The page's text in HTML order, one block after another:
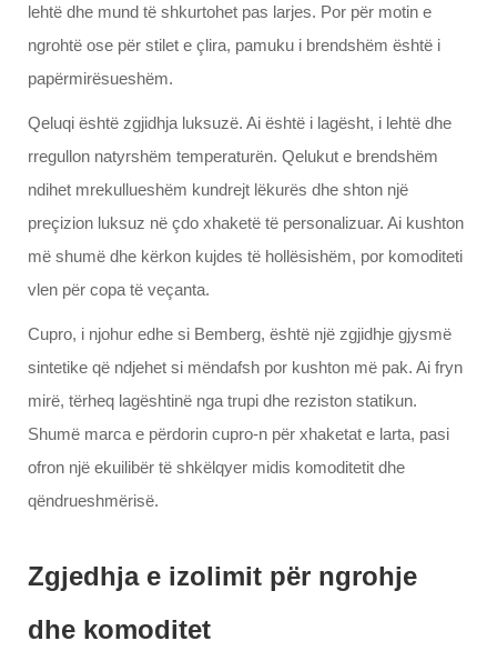
lehtë dhe mund të shkurtohet pas larjes. Por për motin e
ngrohtë ose për stilet e çlira, pamuku i brendshëm është i
papërmirësueshëm.
Qeluqi është zgjidhja luksuzë. Ai është i lagësht, i lehtë dhe
rregullon natyrshëm temperaturën. Qelukut e brendshëm
ndihet mrekullueshëm kundrejt lëkurës dhe shton një
preçizion luksuz në çdo xhaketë të personalizuar. Ai kushton
më shumë dhe kërkon kujdes të hollësishëm, por komoditeti
vlen për copa të veçanta.
Cupro, i njohur edhe si Bemberg, është një zgjidhje gjysmë
sintetike që ndjehet si mëndafsh por kushton më pak. Ai fryn
mirë, tërheq lagështinë nga trupi dhe reziston statikun.
Shumë marca e përdorin cupro-n për xhaketat e larta, pasi
ofron një ekuilibër të shkëlqyer midis komoditetit dhe
qëndrueshmërisë.
Zgjedhja e izolimit për ngrohje
dhe komoditet